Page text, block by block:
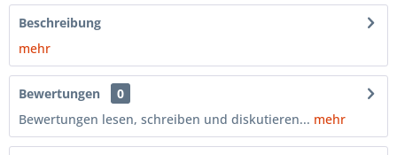
Beschreibung
mehr
Bewertungen
0
Bewertungen lesen, schreiben und diskutieren... mehr